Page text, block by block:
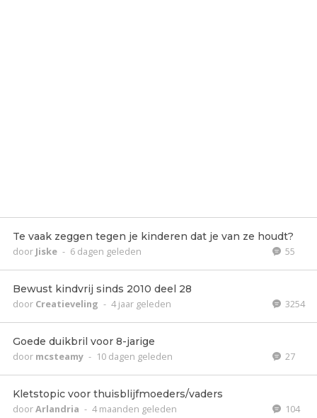
Te vaak zeggen tegen je kinderen dat je van ze houdt?
door Jiske - 6 dagen geleden 55
Bewust kindvrij sinds 2010 deel 28
door Creatieveling - 4 jaar geleden 3254
Goede duikbril voor 8-jarige
door mcsteamy - 10 dagen geleden 27
Kletstopic voor thuisblijfmoeders/vaders
doorArlandria - 4 maanden geleden 104